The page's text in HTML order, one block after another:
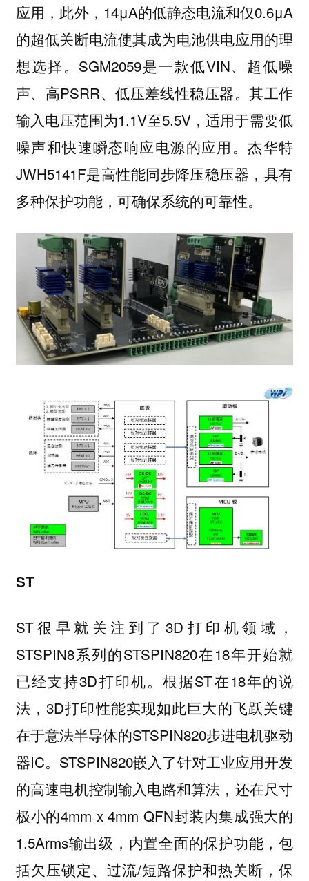
应用，此外，14μA的低静态电流和仅0.6μA
的超低关断电流使其成为电池供电应用的理
想选择。SGM2059是一款低VIN、超低噪
声、高PSRR、低压差线性稳压器。其工作
输入电压范围为1.1V至5.5V，适用于需要低
噪声和快速瞬态响应电源的应用。杰华特
JWH5141F是高性能同步降压稳压器，具有
多种保护功能，可确保系统的可靠性。
ST
ST很早就关注到了3D打印机领域，
STSPIN8系列的STSPIN820在18年开始就
已经支持3D打印机。根据ST在18年的说
法，3D打印性能实现如此巨大的飞跃关键
在于意法半导体的STSPIN820步进电机驱动
器IC。STSPIN820嵌入了针对工业应用开发
的高速电机控制输入电路和算法，还在尺寸
极小的4mm x 4mm QFN封装内集成强大的
1.5Arms输出级，内置全面的保护功能，包
括欠压锁定、过流/短路保护和热关断，保